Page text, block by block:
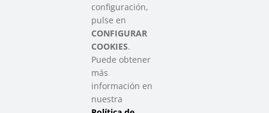
Colabora
configuración,
pulse en
CONFIGURAR
COOKIES.
Puede obtener
más
información en
nuestra